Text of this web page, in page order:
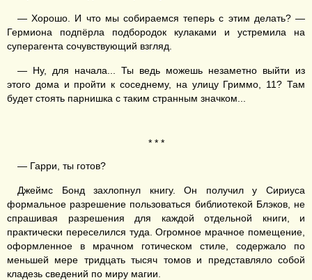
— Хорошо. И что мы собираемся теперь с этим делать? —
Гермиона подпёрла подбородок кулаками и устремила на
суперагента сочувствующий взгляд.
— Ну, для начала... Ты ведь можешь незаметно выйти из
этого дома и пройти к соседнему, на улицу Гриммо, 11? Там
будет стоять парнишка с таким странным значком...
* * *
— Гарри, ты готов?
Джеймс Бонд захлопнул книгу. Он получил у Сириуса
формальное разрешение пользоваться библиотекой Блэков, не
спрашивая разрешения для каждой отдельной книги, и
практически переселился туда. Огромное мрачное помещение,
оформленное в мрачном готическом стиле, содержало по
меньшей мере тридцать тысяч томов и представляло собой
кладезь сведений по миру магии.